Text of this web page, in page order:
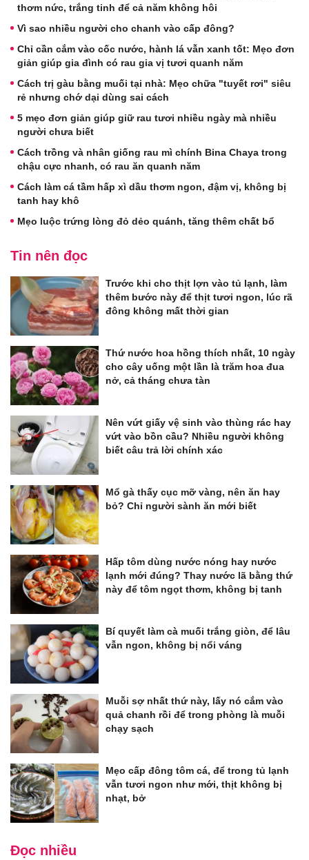
thơm nức, trắng tinh để cả năm không hôi
Vì sao nhiều người cho chanh vào cấp đông?
Chỉ cần cắm vào cốc nước, hành lá vẫn xanh tốt: Mẹo đơn
giản giúp gia đình có rau gia vị tươi quanh năm
Cách trị gàu bằng muối tại nhà: Mẹo chữa "tuyết rơi" siêu
rẻ nhưng chớ dại dùng sai cách
5 mẹo đơn giản giúp giữ rau tươi nhiều ngày mà nhiều
người chưa biết
Cách trồng và nhân giống rau mì chính Bina Chaya trong
chậu cực nhanh, có rau ăn quanh năm
Cách làm cá tầm hấp xì dầu thơm ngon, đậm vị, không bị
tanh hay khô
Mẹo luộc trứng lòng đỏ dẻo quánh, tăng thêm chất bổ
Tin nên đọc
Trước khi cho thịt lợn vào tủ lạnh, làm
thêm bước này để thịt tươi ngon, lúc rã
đông không mất thời gian
Thứ nước hoa hồng thích nhất, 10 ngày
cho cây uống một lần là trăm hoa đua
nở, cả tháng chưa tàn
Nên vứt giấy vệ sinh vào thùng rác hay
vứt vào bồn cầu? Nhiều người không
biết câu trả lời chính xác
Mổ gà thấy cục mỡ vàng, nên ăn hay
bỏ? Chỉ người sành ăn mới biết
Hấp tôm dùng nước nóng hay nước
lạnh mới đúng? Thay nước lã bằng thứ
này để tôm ngọt thơm, không bị tanh
Bí quyết làm cà muối trắng giòn, để lâu
vẫn ngon, không bị nổi váng
Muỗi sợ nhất thứ này, lấy nó cắm vào
quả chanh rồi để trong phòng là muỗi
chạy sạch
Mẹo cấp đông tôm cá, để trong tủ lạnh
vẫn tươi ngon như mới, thịt không bị
nhạt, bở
Đọc nhiều